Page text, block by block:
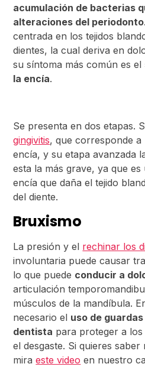
acumulación de bacterias
alteraciones del periodonto
centrada en los tejidos
dientes, la cual deriva en
su síntoma más común es el
la encía.
Se presenta en dos etapas.
gingivitis, que corresponde a
encía, y su etapa avanzada
esta la más grave, ya que
encía que daña el tejido
del diente.
Bruxismo
La presión y el rechinar los
involuntaria puede causar
lo que puede conducir a
articulación
músculos de la mandíbula.
necesario el uso de
dentista para proteger a
el desgaste. Si quieres
miraeste video en nuestro